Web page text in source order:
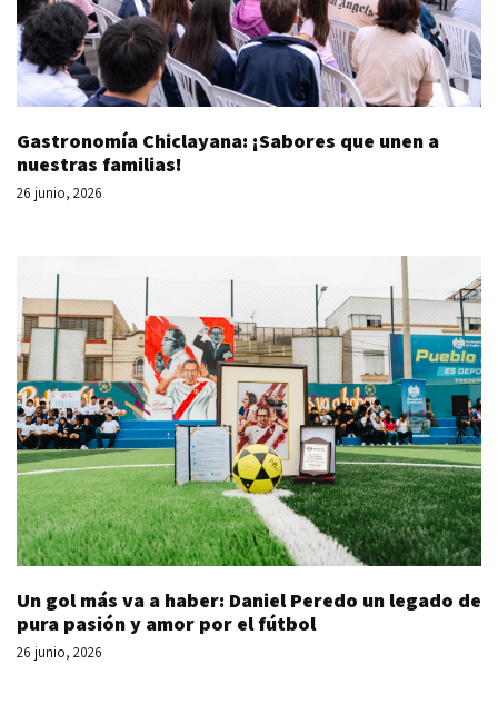
Gastronomía Chiclayana: ¡Sabores que unen a
nuestras familias!
26 junio, 2026
Un gol más va a haber: Daniel Peredo un legado de
pura pasión y amor por el fútbol
26 junio, 2026